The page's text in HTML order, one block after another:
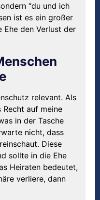
“du und ich
ist es ein großer
Ehe den Verlust der
relevant. Als
Recht auf meine
in der Tasche
nicht, dass
Diese
sollte in die Ehe
Heiraten bedeutet,
verliere, dann